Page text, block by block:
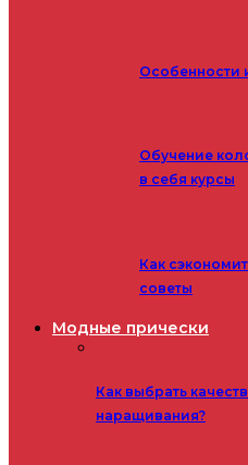
Особенности
Обучение
в себя курсы
Как
советы
Модные прически
Как выбрать
наращивания?